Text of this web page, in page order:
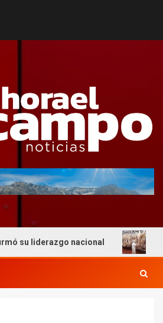
nacional AFIC